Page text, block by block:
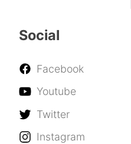
Social
Facebook
Youtube
Twitter
Instagram